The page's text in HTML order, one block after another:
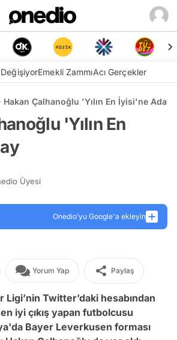
Emekli ZammıAcı Gerçekler
Hakan Çalhanoğlu 'Yılın En İyisi'ne Aday
'Yılın En
Üyesi
Onedio’yu Google'a ekleyin
Yorum Yap Paylaş
Ligi’nin Twitter’daki hesabından
en iyi çıkış yapan futbolcusu
Bayer Leverkusen forması